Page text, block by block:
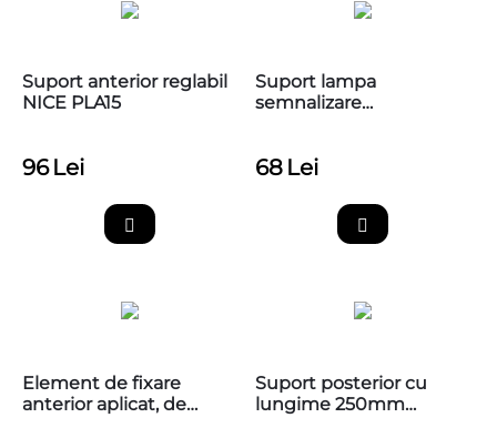
Suport anterior reglabil
NICE PLA15
96 Lei
Suport lampa
semnalizare
68 Lei
Element de fixare
anterior aplicat, de
Suport posterior cu
lungime 250mm